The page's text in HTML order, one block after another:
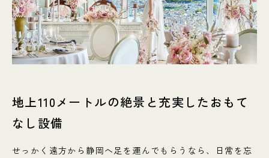
地上110メートルの絶景と充実したおもて
なし設備
せっかく遠方から静岡へ足を運んでもらうなら、日常を忘